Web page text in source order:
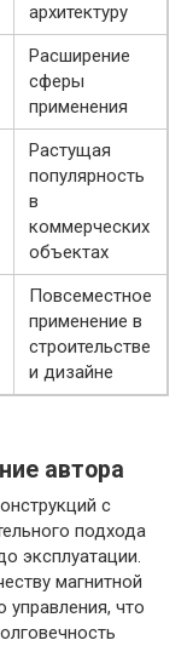
архитектуру
Расширение
сферы
применения
Растущая
популярность
в
коммерческих
объектах
Повсеместное
применение в
строительстве
и дизайне
автора
с
подхода
эксплуатации.
магнитной
что